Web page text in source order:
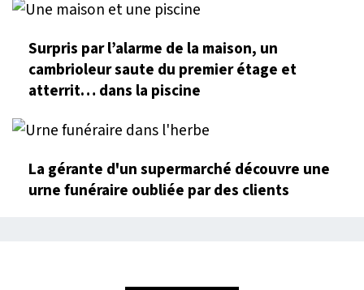
Surpris par l’alarme de la maison, un
cambrioleur saute du premier étage et
atterrit… dans la piscine
La gérante d'un supermarché découvre une
urne funéraire oubliée par des clients